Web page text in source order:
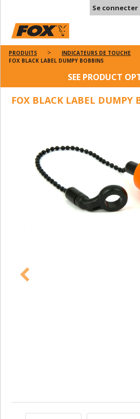
Se connecter
PRODUITS
INDICATEURS DE TOUCHE
FOX BLACK LABEL DUMPY BOBBINS
SEE PRODUCT
FOX BLACK LABEL DUMPY